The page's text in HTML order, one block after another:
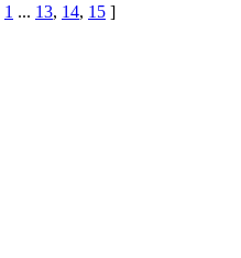
1 ... 13, 14, 15 ]